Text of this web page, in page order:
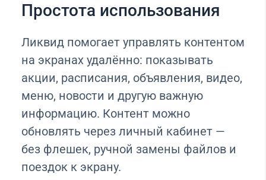
Простота использования
Ликвид помогает управлять контентом
на экранах удалённо: показывать
акции, расписания, объявления, видео,
меню, новости и другую важную
информацию. Контент можно
обновлять через личный кабинет —
без флешек, ручной замены файлов и
поездок к экрану.